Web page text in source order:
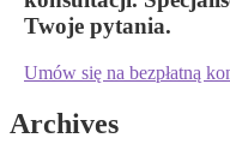
Twoje pytania.
Umów się na bezpłatną
Archives